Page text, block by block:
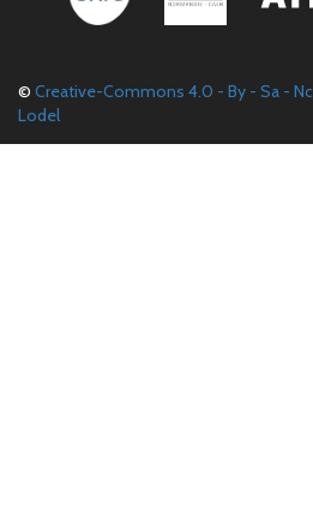
© Creative-Commons 4.0 - By - Sa - Nc
Lodel